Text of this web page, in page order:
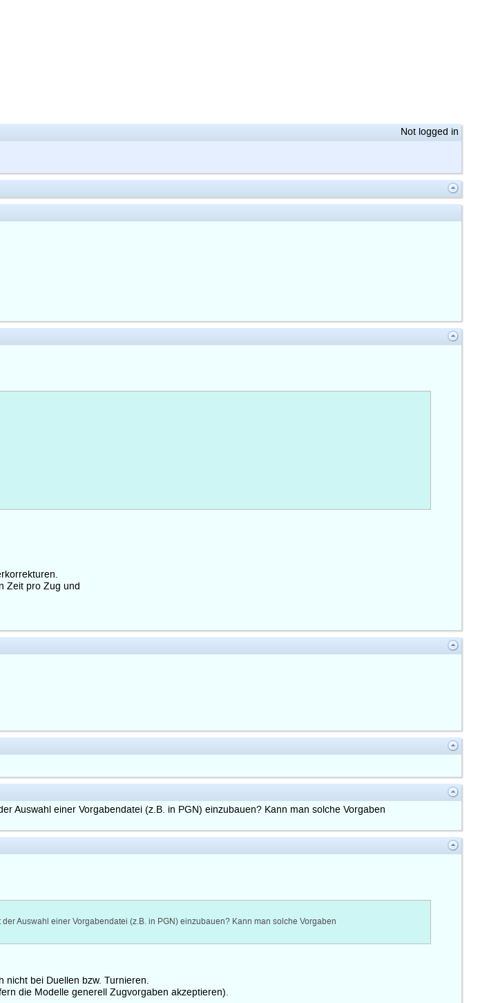
Not logged in
Zeit pro Zug und
Auswahl einer Vorgabendatei (z.B. in PGN) einzubauen? Kann man solche Vorgaben
Auswahl einer Vorgabendatei (z.B. in PGN) einzubauen? Kann man solche Vorgaben
nicht bei Duellen bzw. Turnieren.
die Modelle generell Zugvorgaben akzeptieren).